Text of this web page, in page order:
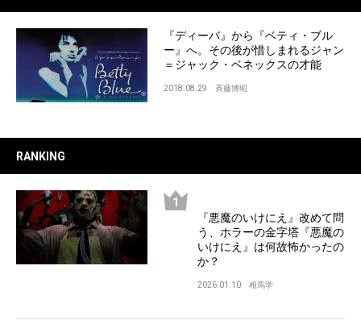
『ディーバ』から『ベティ・ブル
ー』へ。その後が惜しまれるジャン
＝ジャック・ベネックスの才能
2018.08.29 斉藤博昭
RANKING
『悪魔のいけにえ』改めて問
う、ホラーの金字塔『悪魔の
いけにえ』は何故怖かったの
か？
2026.01.10 相馬学